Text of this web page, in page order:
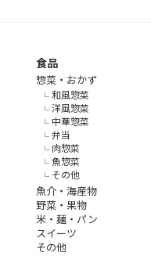
食品
惣菜・おかず
和風惣菜
洋風惣菜
中華惣菜
弁当
肉惣菜
魚惣菜
その他
魚介・海産物
野菜・果物
米・麺・パン
スイーツ
その他